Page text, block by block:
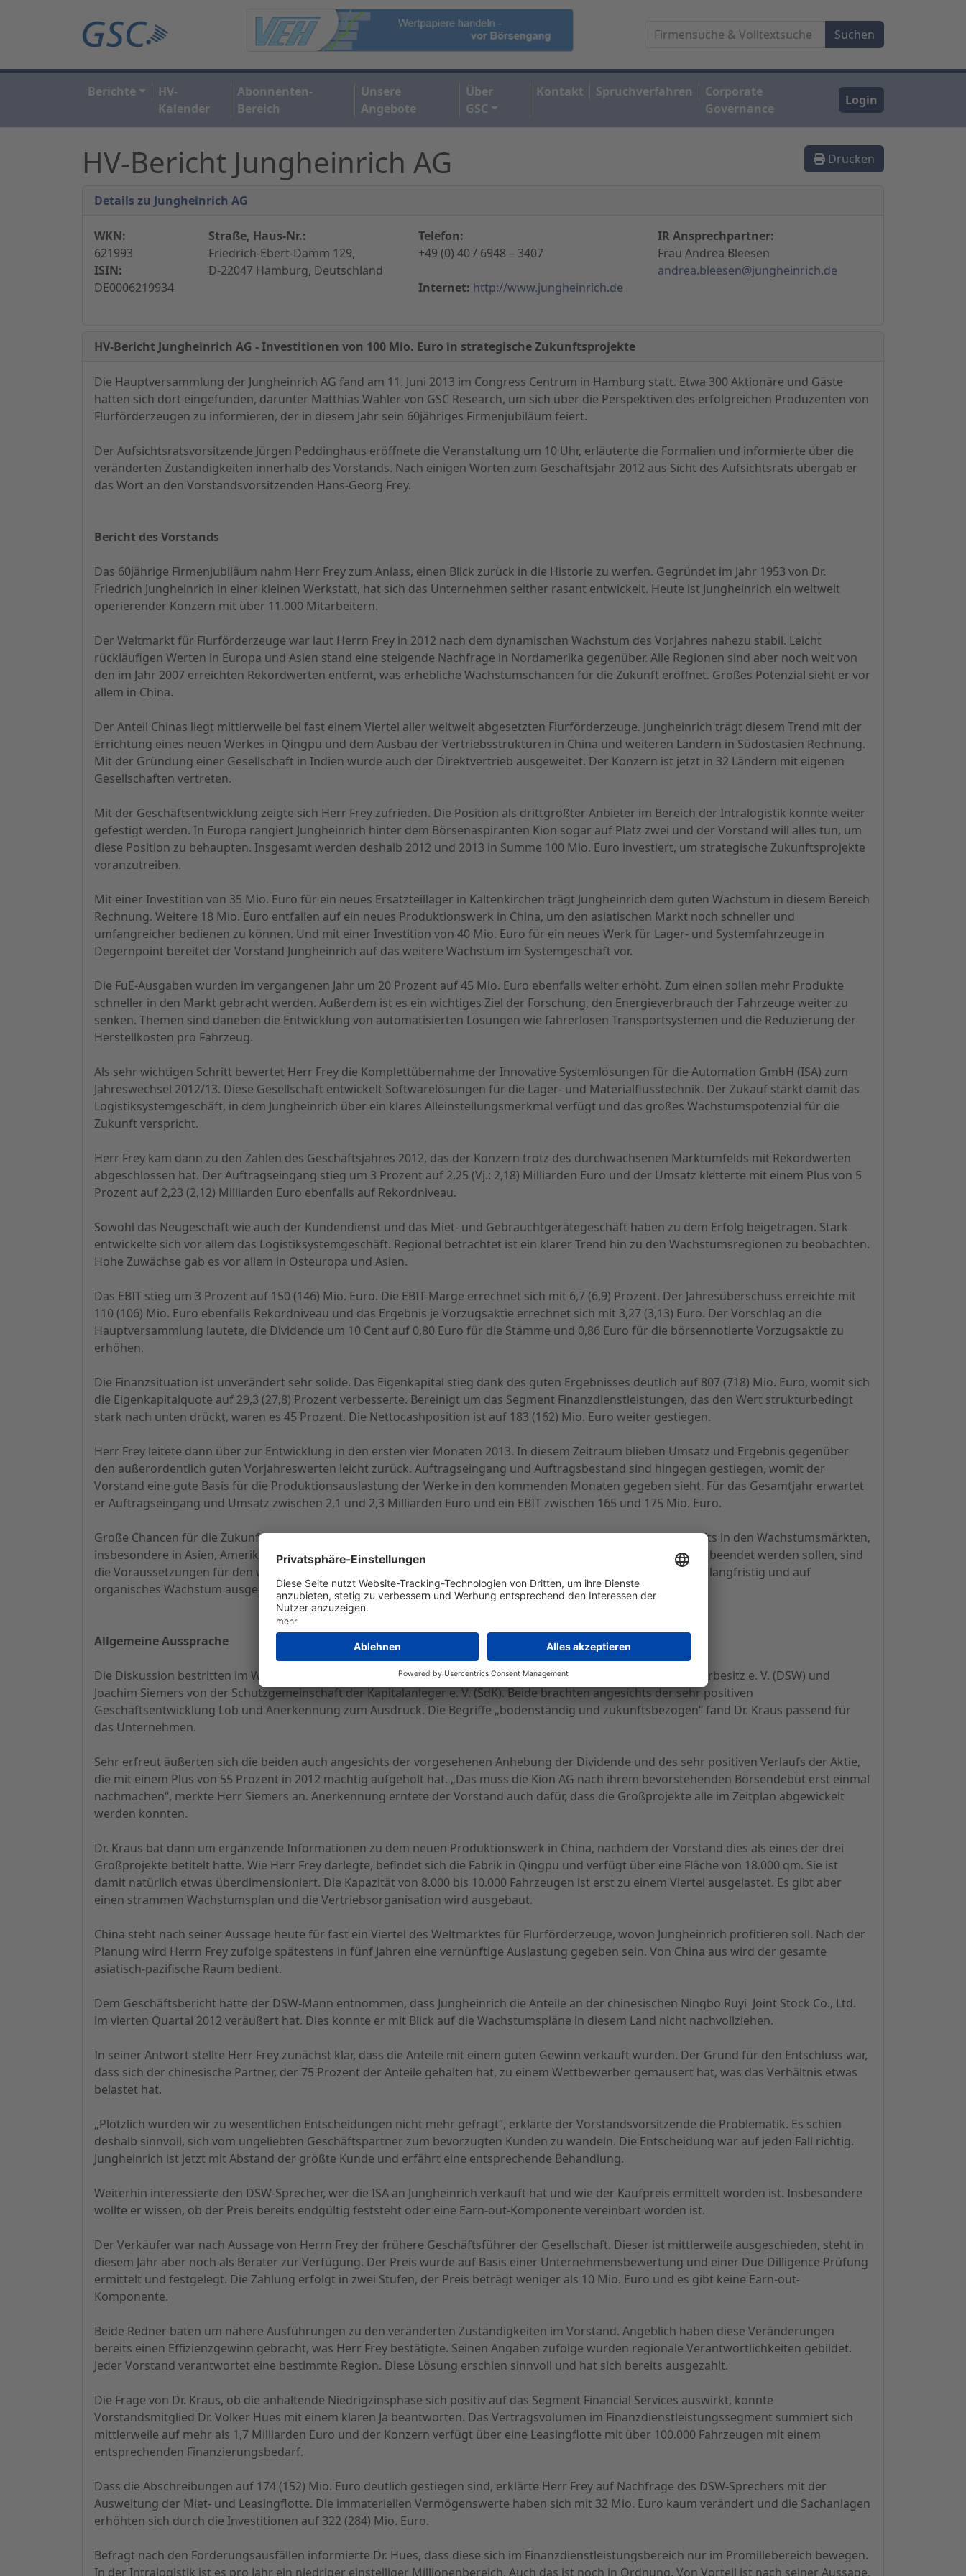
Berichte
HV-
Kalender
Abonnenten-
Bereich
Unsere
Angebote
Über
GSC
Kontakt Spruchverfahren
Corporate
Governance
Login
Drucken
HV-Bericht Jungheinrich AG
Details zu Jungheinrich AG
WKN:
621993
ISIN:
DE0006219934
Straße, Haus-Nr.:
Friedrich-Ebert-Damm 129,
D-22047 Hamburg, Deutschland
Telefon:
+49 (0) 40 / 6948 – 3407
Internet: http://www.jungheinrich.de
IR Ansprechpartner:
Frau Andrea Bleesen
andrea.bleesen@jungheinrich.de
HV-Bericht Jungheinrich AG - Investitionen von 100 Mio. Euro in strategische Zukunftsprojekte
Die Hauptversammlung der Jungheinrich AG fand am 11. Juni 2013 im Congress Centrum in Hamburg statt. Etwa 300 Aktionäre und Gäste
hatten sich dort eingefunden, darunter Matthias Wahler von GSC Research, um sich über die Perspektiven des erfolgreichen Produzenten von
Flurförderzeugen zu informieren, der in diesem Jahr sein 60jähriges Firmenjubiläum feiert.
Der Aufsichtsratsvorsitzende Jürgen Peddinghaus eröffnete die Veranstaltung um 10 Uhr, erläuterte die Formalien und informierte über die
veränderten Zuständigkeiten innerhalb des Vorstands. Nach einigen Worten zum Geschäftsjahr 2012 aus Sicht des Aufsichtsrats übergab er
das Wort an den Vorstandsvorsitzenden Hans-Georg Frey.
Bericht des Vorstands
Das 60jährige Firmenjubiläum nahm Herr Frey zum Anlass, einen Blick zurück in die Historie zu werfen. Gegründet im Jahr 1953 von Dr.
Friedrich Jungheinrich in einer kleinen Werkstatt, hat sich das Unternehmen seither rasant entwickelt. Heute ist Jungheinrich ein weltweit
operierender Konzern mit über 11.000 Mitarbeitern.
Der Weltmarkt für Flurförderzeuge war laut Herrn Frey in 2012 nach dem dynamischen Wachstum des Vorjahres nahezu stabil. Leicht
rückläufigen Werten in Europa und Asien stand eine steigende Nachfrage in Nordamerika gegenüber. Alle Regionen sind aber noch weit von
den im Jahr 2007 erreichten Rekordwerten entfernt, was erhebliche Wachstumschancen für die Zukunft eröffnet. Großes Potenzial sieht er vor
allem in China.
Der Anteil Chinas liegt mittlerweile bei fast einem Viertel aller weltweit abgesetzten Flurförderzeuge. Jungheinrich trägt diesem Trend mit der
Errichtung eines neuen Werkes in Qingpu und dem Ausbau der Vertriebsstrukturen in China und weiteren Ländern in Südostasien Rechnung.
Mit der Gründung einer Gesellschaft in Indien wurde auch der Direktvertrieb ausgeweitet. Der Konzern ist jetzt in 32 Ländern mit eigenen
Gesellschaften vertreten.
Mit der Geschäftsentwicklung zeigte sich Herr Frey zufrieden. Die Position als drittgrößter Anbieter im Bereich der Intralogistik konnte weiter
gefestigt werden. In Europa rangiert Jungheinrich hinter dem Börsenaspiranten Kion sogar auf Platz zwei und der Vorstand will alles tun, um
diese Position zu behaupten. Insgesamt werden deshalb 2012 und 2013 in Summe 100 Mio. Euro investiert, um strategische Zukunftsprojekte
voranzutreiben.
Mit einer Investition von 35 Mio. Euro für ein neues Ersatzteillager in Kaltenkirchen trägt Jungheinrich dem guten Wachstum in diesem Bereich
Rechnung. Weitere 18 Mio. Euro entfallen auf ein neues Produktionswerk in China, um den asiatischen Markt noch schneller und
umfangreicher bedienen zu können. Und mit einer Investition von 40 Mio. Euro für ein neues Werk für Lager- und Systemfahrzeuge in
Degernpoint bereitet der Vorstand Jungheinrich auf das weitere Wachstum im Systemgeschäft vor.
Die FuE-Ausgaben wurden im vergangenen Jahr um 20 Prozent auf 45 Mio. Euro ebenfalls weiter erhöht. Zum einen sollen mehr Produkte
schneller in den Markt gebracht werden. Außerdem ist es ein wichtiges Ziel der Forschung, den Energieverbrauch der Fahrzeuge weiter zu
senken. Themen sind daneben die Entwicklung von automatisierten Lösungen wie fahrerlosen Transportsystemen und die Reduzierung der
Herstellkosten pro Fahrzeug.
Als sehr wichtigen Schritt bewertet Herr Frey die Komplettübernahme der Innovative Systemlösungen für die Automation GmbH (ISA) zum
Jahreswechsel 2012/13. Diese Gesellschaft entwickelt Softwarelösungen für die Lager- und Materialflusstechnik. Der Zukauf stärkt damit das
Logistiksystemgeschäft, in dem Jungheinrich über ein klares Alleinstellungsmerkmal verfügt und das großes Wachstumspotenzial für die
Zukunft verspricht.
Herr Frey kam dann zu den Zahlen des Geschäftsjahres 2012, das der Konzern trotz des durchwachsenen Marktumfelds mit Rekordwerten
abgeschlossen hat. Der Auftragseingang stieg um 3 Prozent auf 2,25 (Vj.: 2,18) Milliarden Euro und der Umsatz kletterte mit einem Plus von 5
Prozent auf 2,23 (2,12) Milliarden Euro ebenfalls auf Rekordniveau.
Sowohl das Neugeschäft wie auch der Kundendienst und das Miet- und Gebrauchtgerätegeschäft haben zu dem Erfolg beigetragen. Stark
entwickelte sich vor allem das Logistiksystemgeschäft. Regional betrachtet ist ein klarer Trend hin zu den Wachstumsregionen zu beobachten.
Hohe Zuwächse gab es vor allem in Osteuropa und Asien.
Das EBIT stieg um 3 Prozent auf 150 (146) Mio. Euro. Die EBIT-Marge errechnet sich mit 6,7 (6,9) Prozent. Der Jahresüberschuss erreichte mit
110 (106) Mio. Euro ebenfalls Rekordniveau und das Ergebnis je Vorzugsaktie errechnet sich mit 3,27 (3,13) Euro. Der Vorschlag an die
Hauptversammlung lautete, die Dividende um 10 Cent auf 0,80 Euro für die Stämme und 0,86 Euro für die börsennotierte Vorzugsaktie zu
erhöhen.
Die Finanzsituation ist unverändert sehr solide. Das Eigenkapital stieg dank des guten Ergebnisses deutlich auf 807 (718) Mio. Euro, womit sich
die Eigenkapitalquote auf 29,3 (27,8) Prozent verbesserte. Bereinigt um das Segment Finanzdienstleistungen, das den Wert strukturbedingt
stark nach unten drückt, waren es 45 Prozent. Die Nettocashposition ist auf 183 (162) Mio. Euro weiter gestiegen.
Herr Frey leitete dann über zur Entwicklung in den ersten vier Monaten 2013. In diesem Zeitraum blieben Umsatz und Ergebnis gegenüber
den außerordentlich guten Vorjahreswerten leicht zurück. Auftragseingang und Auftragsbestand sind hingegen gestiegen, womit der
Vorstand eine gute Basis für die Produktionsauslastung der Werke in den kommenden Monaten gegeben sieht. Für das Gesamtjahr erwartet
er Auftragseingang und Umsatz zwischen 2,1 und 2,3 Milliarden Euro und ein EBIT zwischen 165 und 175 Mio. Euro.
Große Chancen für die Zukunft sieht Herr Frey, wie er eingangs bereits angemerkt hatte, im Ausbau des Geschäfts in den Wachstumsmärkten,
insbesondere in Asien, Amerika und Osteuropa. Mit dem Abschluss der drei Großprojekte, die alle in diesem Jahr beendet werden sollen, sind
die Voraussetzungen für den weiteren Geschäftsausbau geschaffen. Die Strategie von Jungheinrich ist weiterhin langfristig und auf
organisches Wachstum ausgerichtet.
Allgemeine Aussprache
Die Diskussion bestritten im Wesentlichen Dr. Steffen Kraus von der Deutschen Schutzvereinigung für Wertpapierbesitz e. V. (DSW) und
Joachim Siemers von der Schutzgemeinschaft der Kapitalanleger e. V. (SdK). Beide brachten angesichts der sehr positiven
Geschäftsentwicklung Lob und Anerkennung zum Ausdruck. Die Begriffe „bodenständig und zukunftsbezogen“ fand Dr. Kraus passend für
das Unternehmen.
Sehr erfreut äußerten sich die beiden auch angesichts der vorgesehenen Anhebung der Dividende und des sehr positiven Verlaufs der Aktie,
die mit einem Plus von 55 Prozent in 2012 mächtig aufgeholt hat. „Das muss die Kion AG nach ihrem bevorstehenden Börsendebüt erst einmal
nachmachen“, merkte Herr Siemers an. Anerkennung erntete der Vorstand auch dafür, dass die Großprojekte alle im Zeitplan abgewickelt
werden konnten.
Dr. Kraus bat dann um ergänzende Informationen zu dem neuen Produktionswerk in China, nachdem der Vorstand dies als eines der drei
Großprojekte betitelt hatte. Wie Herr Frey darlegte, befindet sich die Fabrik in Qingpu und verfügt über eine Fläche von 18.000 qm. Sie ist
damit natürlich etwas überdimensioniert. Die Kapazität von 8.000 bis 10.000 Fahrzeugen ist erst zu einem Viertel ausgelastet. Es gibt aber
einen strammen Wachstumsplan und die Vertriebsorganisation wird ausgebaut.
China steht nach seiner Aussage heute für fast ein Viertel des Weltmarktes für Flurförderzeuge, wovon Jungheinrich profitieren soll. Nach der
Planung wird Herrn Frey zufolge spätestens in fünf Jahren eine vernünftige Auslastung gegeben sein. Von China aus wird der gesamte
asiatisch-pazifische Raum bedient.
Dem Geschäftsbericht hatte der DSW-Mann entnommen, dass Jungheinrich die Anteile an der chinesischen Ningbo Ruyi Joint Stock Co., Ltd.
im vierten Quartal 2012 veräußert hat. Dies konnte er mit Blick auf die Wachstumspläne in diesem Land nicht nachvollziehen.
In seiner Antwort stellte Herr Frey zunächst klar, dass die Anteile mit einem guten Gewinn verkauft wurden. Der Grund für den Entschluss war,
dass sich der chinesische Partner, der 75 Prozent der Anteile gehalten hat, zu einem Wettbewerber gemausert hat, was das Verhältnis etwas
belastet hat.
„Plötzlich wurden wir zu wesentlichen Entscheidungen nicht mehr gefragt“, erklärte der Vorstandsvorsitzende die Problematik. Es schien
deshalb sinnvoll, sich vom ungeliebten Geschäftspartner zum bevorzugten Kunden zu wandeln. Die Entscheidung war auf jeden Fall richtig.
Jungheinrich ist jetzt mit Abstand der größte Kunde und erfährt eine entsprechende Behandlung.
Weiterhin interessierte den DSW-Sprecher, wer die ISA an Jungheinrich verkauft hat und wie der Kaufpreis ermittelt worden ist. Insbesondere
wollte er wissen, ob der Preis bereits endgültig feststeht oder eine Earn-out-Komponente vereinbart worden ist.
Der Verkäufer war nach Aussage von Herrn Frey der frühere Geschäftsführer der Gesellschaft. Dieser ist mittlerweile ausgeschieden, steht in
diesem Jahr aber noch als Berater zur Verfügung. Der Preis wurde auf Basis einer Unternehmensbewertung und einer Due Dilligence Prüfung
ermittelt und festgelegt. Die Zahlung erfolgt in zwei Stufen, der Preis beträgt weniger als 10 Mio. Euro und es gibt keine Earn-out-
Komponente.
Beide Redner baten um nähere Ausführungen zu den veränderten Zuständigkeiten im Vorstand. Angeblich haben diese Veränderungen
bereits einen Effizienzgewinn gebracht, was Herr Frey bestätigte. Seinen Angaben zufolge wurden regionale Verantwortlichkeiten gebildet.
Jeder Vorstand verantwortet eine bestimmte Region. Diese Lösung erschien sinnvoll und hat sich bereits ausgezahlt.
Die Frage von Dr. Kraus, ob die anhaltende Niedrigzinsphase sich positiv auf das Segment Financial Services auswirkt, konnte
Vorstandsmitglied Dr. Volker Hues mit einem klaren Ja beantworten. Das Vertragsvolumen im Finanzdienstleistungssegment summiert sich
mittlerweile auf mehr als 1,7 Milliarden Euro und der Konzern verfügt über eine Leasingflotte mit über 100.000 Fahrzeugen mit einem
entsprechenden Finanzierungsbedarf.
Dass die Abschreibungen auf 174 (152) Mio. Euro deutlich gestiegen sind, erklärte Herr Frey auf Nachfrage des DSW-Sprechers mit der
Ausweitung der Miet- und Leasingflotte. Die immateriellen Vermögenswerte haben sich mit 32 Mio. Euro kaum verändert und die Sachanlagen
erhöhten sich durch die Investitionen auf 322 (284) Mio. Euro.
Befragt nach den Forderungsausfällen informierte Dr. Hues, dass diese sich im Finanzdienstleistungsbereich nur im Promillebereich bewegen.
In der Intralogistik ist es pro Jahr ein niedriger einstelliger Millionenbereich. Auch das ist noch in Ordnung. Von Vorteil ist nach seiner Aussage,